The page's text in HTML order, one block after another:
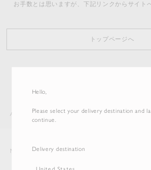
Hello,
Please select your delivery destination and
continue.
Delivery destination
お手数とは思いますが、下記リンクからサイト
トップページへ
AURALEE ITEM
Newsletter